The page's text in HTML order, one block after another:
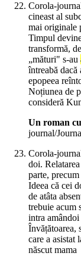
Corola-
cineast al
mai originale
Timpul
transformă,
„mături" s-au
întreabă dacă
epopeea
Noțiunea de
consideră
Un roman
journal/
Corola-
doi.
parte,
Ideea că cei
de atâta
trebuie acum
intra
Învățătoarea,
care a asistat
născut mama